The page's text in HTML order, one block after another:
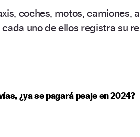
coches, motos, camiones,
uno de ellos registra su
¿ya se pagará peaje en 2024?